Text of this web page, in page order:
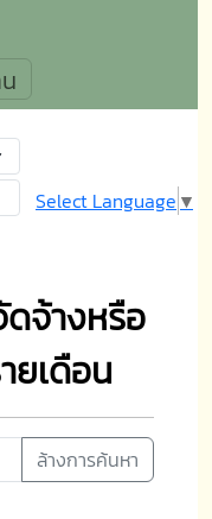
Select Language ▼
จ้างหรือ
ยเดือน
ล้างการค้นหา